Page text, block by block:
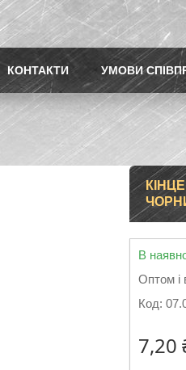
КОНТАКТИ УМОВИ
В
Оптом і
Код:
7,20